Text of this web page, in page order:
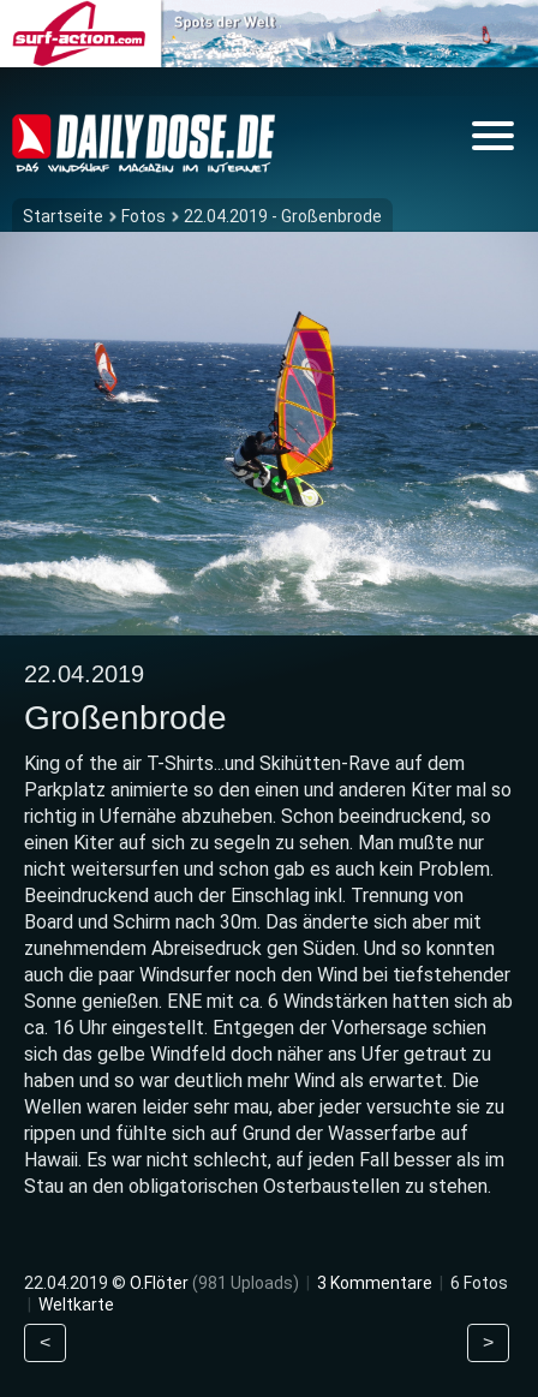
Startseite Fotos 22.04.2019 - Großenbrode
22.04.2019
Großenbrode
King of the air T-Shirts...und Skihütten-Rave auf dem
Parkplatz animierte so den einen und anderen Kiter mal so
richtig in Ufernähe abzuheben. Schon beeindruckend, so
einen Kiter auf sich zu segeln zu sehen. Man mußte nur
nicht weitersurfen und schon gab es auch kein Problem.
Beeindruckend auch der Einschlag inkl. Trennung von
Board und Schirm nach 30m. Das änderte sich aber mit
zunehmendem Abreisedruck gen Süden. Und so konnten
auch die paar Windsurfer noch den Wind bei tiefstehender
Sonne genießen. ENE mit ca. 6 Windstärken hatten sich ab
ca. 16 Uhr eingestellt. Entgegen der Vorhersage schien
sich das gelbe Windfeld doch näher ans Ufer getraut zu
haben und so war deutlich mehr Wind als erwartet. Die
Wellen waren leider sehr mau, aber jeder versuchte sie zu
rippen und fühlte sich auf Grund der Wasserfarbe auf
Hawaii. Es war nicht schlecht, auf jeden Fall besser als im
Stau an den obligatorischen Osterbaustellen zu stehen.
22.04.2019 © O.Flöter(981 Uploads) 3 Kommentare
6 Fotos
Weltkarte
< >